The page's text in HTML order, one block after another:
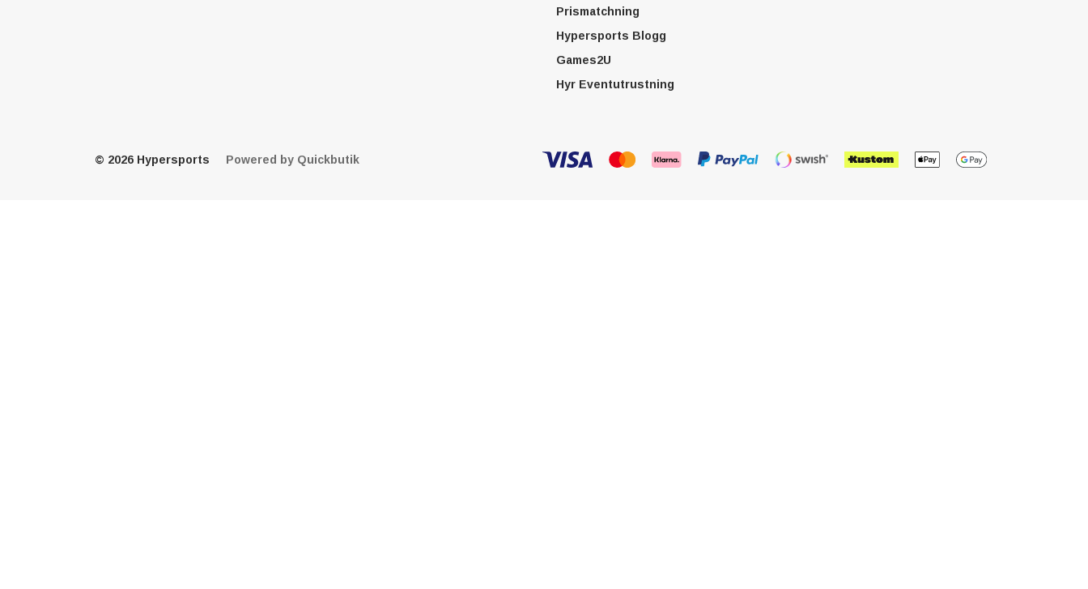
Prismatchning
Hypersports Blogg
Games2U
Hyr Eventutrustning
© 2026 Hypersports Powered by Quickbutik